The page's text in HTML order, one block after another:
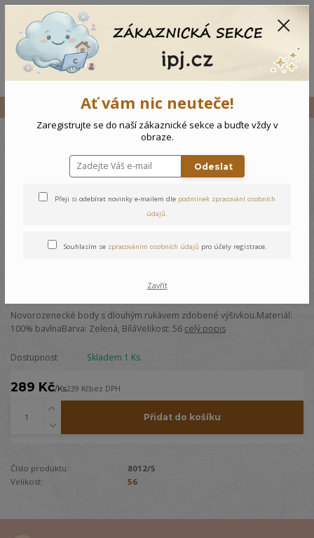
Menu
Novorozenecké body Čísla
Novorozenecké body Čísla
Novorozenecké body s dlouhým rukávem zdobené výšivkou.Materiál:
100% bavlnaBarva: Zelená, BíláVelikost: 56 celý popis
Dostupnost Skladem 1 Ks
289 Kč/Ks239 Kčbez DPH
Přidat do košíku
Číslo produktu:
8012/5
Velikost:
56
Ať vám nic neuteče!
Zaregistrujte se do naší zákaznické sekce a buďte vždy v
obraze.
Odeslat
Přeji si odebírat novinky e-mailem dle podmínek zpracování osobních
údajů.
Souhlasím se zpracováním osobních údajů pro účely registrace.
Zavřít